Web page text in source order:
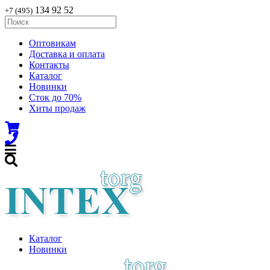
+7 (495) 134 92 52
Оптовикам
Доставка и оплата
Контакты
Каталог
Новинки
Сток до 70%
Хиты продаж
Каталог
Новинки